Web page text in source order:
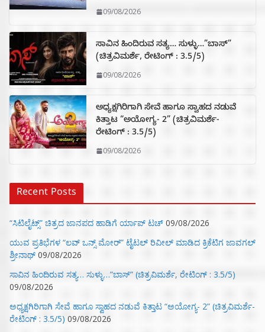
09/08/2026
ಸಾವಿನ ಹಿಂದಿರುವ ಸತ್ಯ… ಸುಳ್ಳು…”ಬಾಸ್”
(ಚಿತ್ರವಿಮರ್ಶೆ, ರೇಟಿಂಗ್ : 3.5/5)
09/08/2026
ಅಧ್ಯಕ್ಷಗಿರಿಗಾಗಿ ಸೇವೆ ಹಾಗೂ ಸ್ವಾಹದ ನಡುವೆ
ಕಿತ್ತಾಟ “ಅಯೋಗ್ಯ- 2” (ಚಿತ್ರವಿಮರ್ಶೆ-
ರೇಟಿಂಗ್ : 3.5/5)
09/08/2026
Recent Posts
“ಸಿಟಿಲೈಟ್ಸ್‌” ಚಿತ್ರದ ಜಾನಪದ ಹಾಡಿಗೆ ರ್ಯಾಪ್‌ ಟಚ್‌ 09/08/2026
ಯುವ ಪ್ರತಿಭೆಗಳ “ಲವ್ ಒನ್ಸ್ ಮೋರ್” ಟೈಟಲ್ ರಿವೀಲ್ ಮಾಡಿದ ಕ್ರಿಕೆಟಿಗ ಜಾವಗಲ್
ಶ್ರೀನಾಥ್ 09/08/2026
ಸಾವಿನ ಹಿಂದಿರುವ ಸತ್ಯ… ಸುಳ್ಳು…”ಬಾಸ್” (ಚಿತ್ರವಿಮರ್ಶೆ, ರೇಟಿಂಗ್ : 3.5/5)
09/08/2026
ಅಧ್ಯಕ್ಷಗಿರಿಗಾಗಿ ಸೇವೆ ಹಾಗೂ ಸ್ವಾಹದ ನಡುವೆ ಕಿತ್ತಾಟ “ಅಯೋಗ್ಯ- 2” (ಚಿತ್ರವಿಮರ್ಶೆ-
ರೇಟಿಂಗ್ : 3.5/5) 09/08/2026